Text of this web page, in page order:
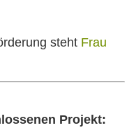
steht Frau
Projekt: